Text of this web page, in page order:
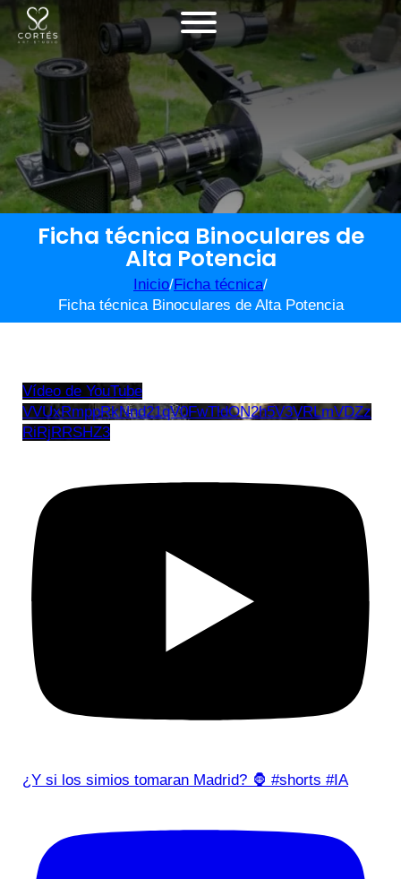
Ficha técnica Binoculares de
Alta Potencia
Inicio/Ficha técnica/
Ficha técnica Binoculares de Alta Potencia
Vídeo de YouTube
VVUxRmppRkNnd21qV0FwTldON2h5V3VRLmVDZz
RiRjRRSHZ3
¿Y si los simios tomaran Madrid? 🦍 #shorts #IA